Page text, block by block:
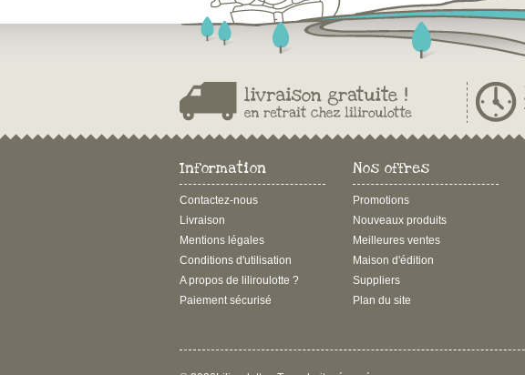
Information
Contactez-nous
Livraison
Mentions légales
Conditions d'utilisation
A propos de liliroulotte ?
Paiement sécurisé
Nos offres
Promotions
Nouveaux produits
Meilleures ventes
Maison d'édition
Suppliers
Plan du site